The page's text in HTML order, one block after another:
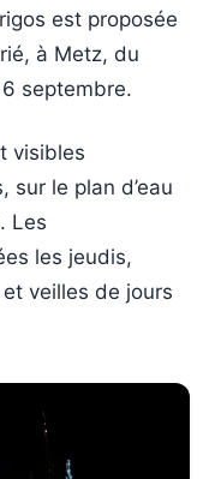
est proposée
à Metz, du
septembre.
visibles
sur le plan d’eau
Les
les jeudis,
veilles de jours